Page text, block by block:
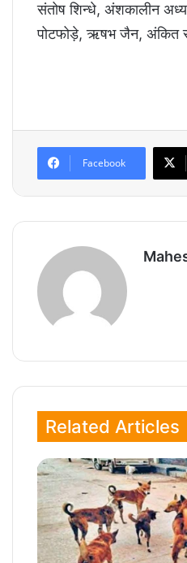
संतोष शिन्धे, अंशकालीन
पोटफोड़े, ऋषभ जैन, अंकित
Facebook
Related Articles